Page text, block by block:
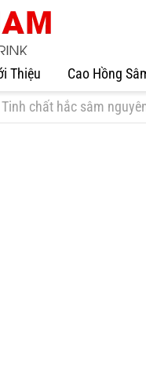
Thiệu Cao Hồng
Tinh chất hắc sâm